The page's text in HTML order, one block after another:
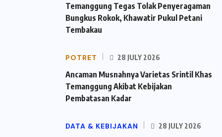
Temanggung Tegas Tolak Penyeragaman
Bungkus Rokok, Khawatir Pukul Petani
Tembakau
POTRET 28 JULY 2026
Ancaman Musnahnya Varietas Srintil Khas
Temanggung Akibat Kebijakan
Pembatasan Kadar
DATA & KEBIJAKAN 28 JULY 2026